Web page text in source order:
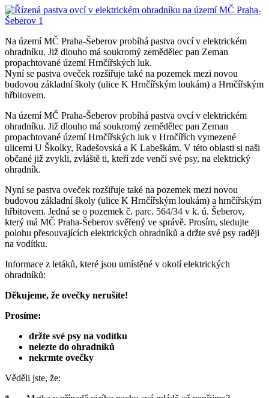
Na území MČ Praha-Šeberov probíhá pastva ovcí v elektrickém
ohradníku. Již dlouho má soukromý zemědělec pan Zeman
propachtované území Hrnčířských luk.
Nyní se pastva oveček rozšiřuje také na pozemek mezi novou
budovou základní školy (ulice K Hrnčířským loukám) a Hrnčířským
hřbitovem.
Na území MČ Praha-Šeberov probíhá pastva ovcí v elektrickém
ohradníku. Již dlouho má soukromý zemědělec pan Zeman
propachtované území Hrnčířských luk v Hrnčířích vymezené
ulicemi U Školky, Radešovská a K Labeškám. V této oblasti si naši
občané již zvykli, zvláště ti, kteří zde venčí své psy, na elektrický
ohradník.
Nyní se pastva oveček rozšiřuje také na pozemek mezi novou
budovou základní školy (ulice K Hrnčířským loukám) a hrnčířským
hřbitovem. Jedná se o pozemek č. parc. 564/34 v k. ú. Šeberov,
který má MČ Praha-Šeberov svěřený ve správě. Prosím, sledujte
polohu přesouvajících elektrických ohradníků a držte své psy raději
na vodítku.
Informace z letáků, které jsou umístěné v okolí elektrických
ohradníků:
Děkujeme, že ovečky nerušíte!
Prosíme:
držte své psy na vodítku
nelezte do ohradníků
nekrmte ovečky
Věděli jste, že: